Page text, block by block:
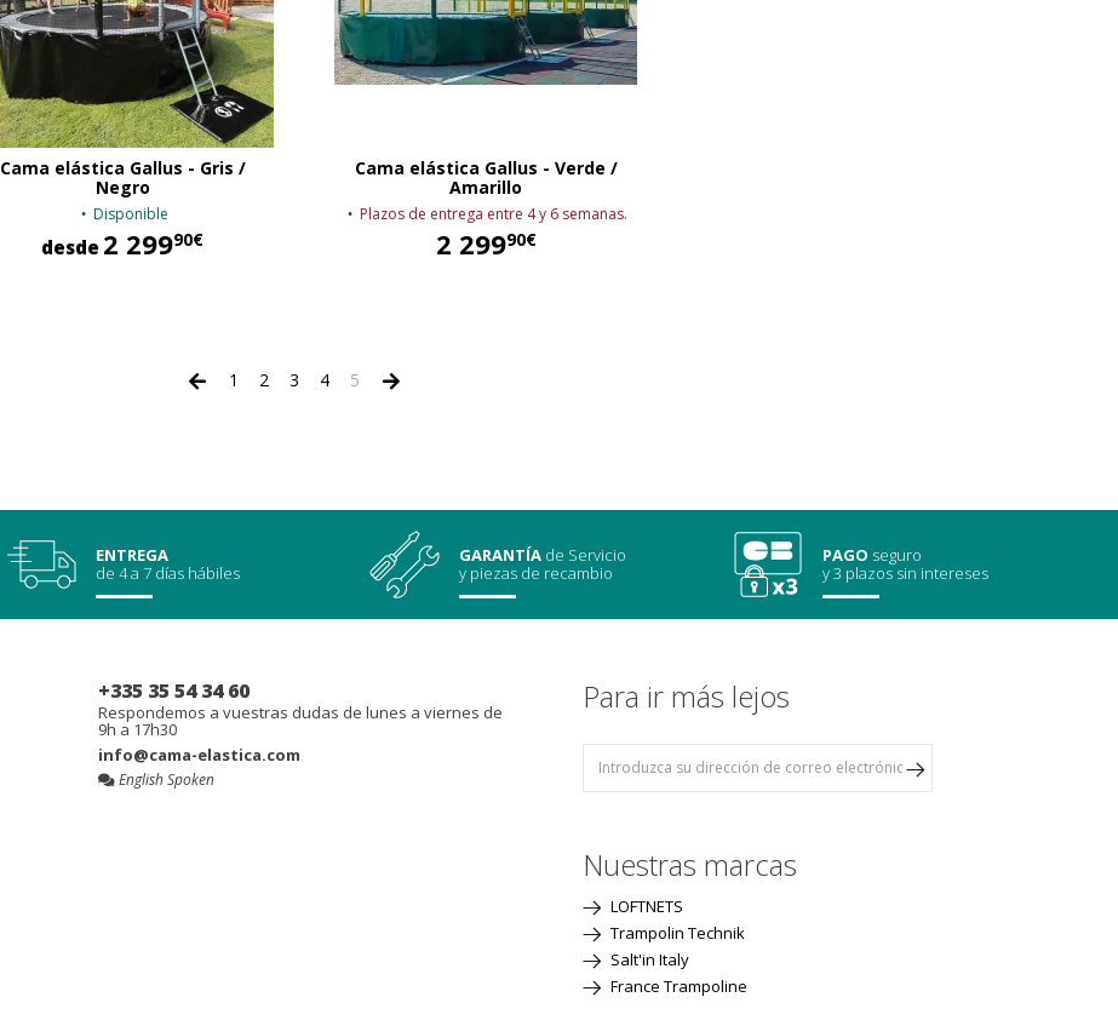
Cama elástica Gallus - Gris /
Negro
Disponible
desde 2 29990€2 299,90 €
Cama elástica Gallus - Verde /
Amarillo
Plazos de entrega entre 4 y 6 semanas.
2 29990€
1 2 3 4 5
ENTREGA
de 4 a 7 días hábiles
GARANTÍA de Servicio
y piezas de recambio
PAGO seguro
y 3 plazos sin intereses
+335 35 54 34 60
Respondemos a vuestras dudas de lunes a viernes de
9h a 17h30
info@cama-elastica.com
English Spoken
Para ir más lejos
Nuestras marcas
LOFTNETS
Trampolin Technik
Salt'in Italy
France Trampoline